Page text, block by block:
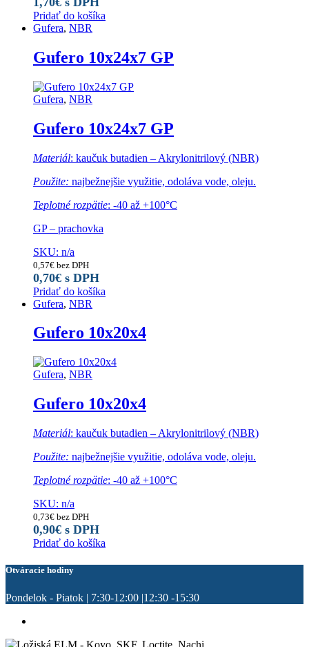
Pridať do košíka
Gufera, NBR
Gufero 10x24x7 GP
Gufera, NBR
Gufero 10x24x7 GP
Materiál: kaučuk butadien – Akrylonitrilový (NBR)
Použite: najbežnejšie využitie, odoláva vode, oleju.
Teplotné rozpätie: -40 až +100°C
GP – prachovka
SKU: n/a
0,57€ bez DPH
0,70€ s DPH
Pridať do košíka
Gufera, NBR
Gufero 10x20x4
Gufera, NBR
Gufero 10x20x4
Materiál: kaučuk butadien – Akrylonitrilový (NBR)
Použite: najbežnejšie využitie, odoláva vode, oleju.
Teplotné rozpätie: -40 až +100°C
SKU: n/a
0,73€ bez DPH
0,90€ s DPH
Pridať do košíka
Otváracie hodiny
Pondelok - Piatok | 7:30-12:00 |12:30 -15:30